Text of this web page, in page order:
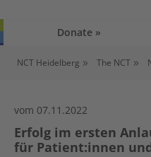
Donate
NCT Heidelberg The NCT
vom 07.11.2022
Erfolg im ersten
für Patient:innen